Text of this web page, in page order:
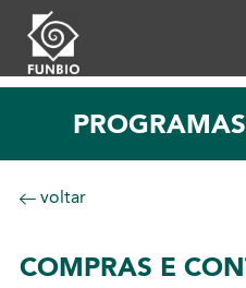
voltar
COMPRAS E